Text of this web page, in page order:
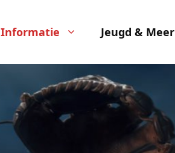
Informatie Jeugd & Meer